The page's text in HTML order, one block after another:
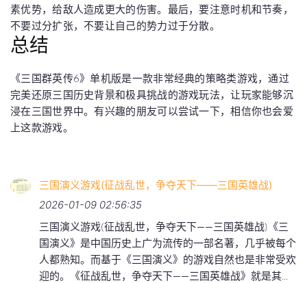
素优势，给敌人造成更大的伤害。最后，要注意时机和节奏，
不要过分扩张，不要让自己的势力过于分散。
总结
《三国群英传6》单机版是一款非常经典的策略类游戏，通过
完美还原三国历史背景和极具挑战的游戏玩法，让玩家能够沉
浸在三国世界中。有兴趣的朋友可以尝试一下，相信你也会爱
上这款游戏。
三国演义游戏(征战乱世，争夺天下——三国英雄战)
2026-01-09 02:56:35
三国演义游戏(征战乱世，争夺天下——三国英雄战)《三
国演义》是中国历史上广为流传的一部名著，几乎被每个
人都熟知。而基于《三国演义》的游戏自然也是非常受欢
迎的。《征战乱世，争夺天下——三国英雄战》就是其...